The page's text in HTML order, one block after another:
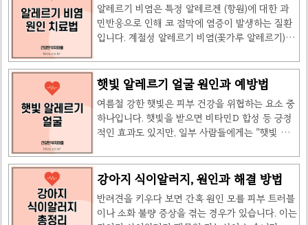
음, 한 달간 지속비용이 다소 높음아포퀠
(Apoquel) 주사JAK 효소 ..
있습니다. 검사종류방법장점단점혈청 알러지 검
사 (RAST)혈액 내 항체 IgE 측정간단한 채혈만으
로 검사 가능, 스테로이드 복용 중이 아니라면 가능
있음피내 알러지 검사 (IDAT)피부에 소량의 알러
지 항원 주입 후 반응 확인광범위한 알러지 항원
탐색 가능, 빠른 결과 확인마취 또는 진정 필요, 피
부 제모 필요,..
알레르기 비염은 특정 알레르겐 (항원)에 대한 과
민반응으로 인해 코 점막에 염증이 발생하는 질환
입니다. 계절성 알레르기 비염(꽃가루 알레르기)과
있으며, 재채기, 콧물, 코막힘, 가려움 등의 증상이
나타납니다. 1. 알레르기 비염의 주요 원인알레르
발생합니다. 대표적인 원인으로는 다음과 같습니
다. 원인설명집먼지진드기침구류, 카펫, 커튼 등에
서식하며 알레르기 반응을 유발꽃가루봄, 여름, 가
개, 고양이 등의 털과 비듬이 알레르기 반응을 일으
킴곰팡이실내 습한 환경에서 자라며 곰팡이 포자
가 알레르기 반응을 유발대기오염미세먼지, 담배
연기 등이 코 점막을 자극하여 증상..
햇빛 알레르기 얼굴 원인과 예방법
여름철 강한 햇빛은 피부 건강을 위협하는 요소 중
하나입니다. 햇빛을 받으면 비타민D 합성 등 긍정
적인 효과도 있지만, 일부 사람들에게는 "햇빛 알
에서는 햇빛 알레르기의 원인, 증상, 예방법 및 치
료법에 대해 알아보겠습니다. 1. 햇빛 알레르기
부질환"으로, 태양광선에 노출된 후 면역반응이 일
어나 피부에 다양한 이상 증상이 나타나는 질환입
강아지 식이알러지, 원인과 해결 방법
반려견을 키우다 보면 간혹 원인 모를 피부 트러블
이나 소화 불량 증상을 겪는 경우가 있습니다. 이는